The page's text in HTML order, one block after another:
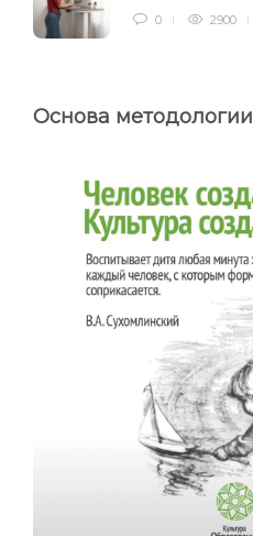
0 2900
Основа методологии